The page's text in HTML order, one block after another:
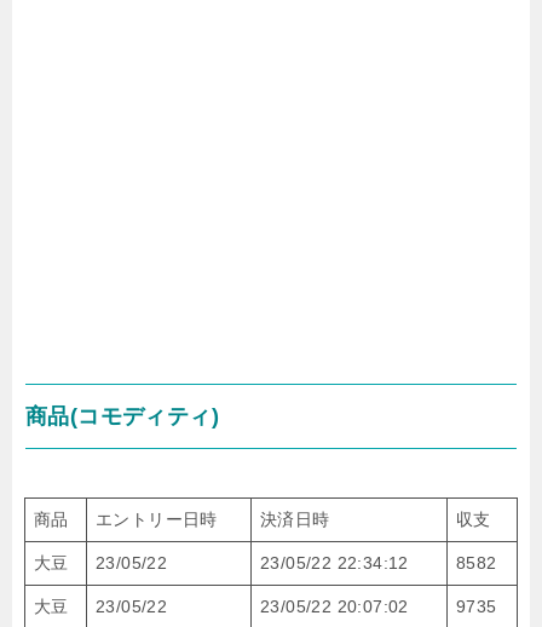
商品(コモディティ)
商品 エントリー日時 決済日時 収支
大豆 23/05/22 23/05/22 22:34:12 8582
大豆 23/05/22 23/05/22 20:07:02 9735